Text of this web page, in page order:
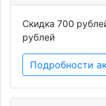
Скидка 700
рублей
Подробности